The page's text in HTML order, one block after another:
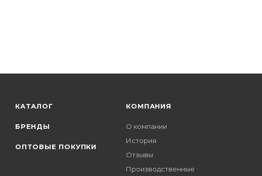
КАТАЛОГ
БРЕНДЫ
ОПТОВЫЕ ПОКУПКИ
КОМПАНИЯ
О компании
История
Отзывы
Производственные